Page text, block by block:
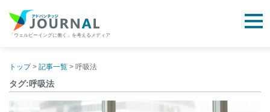
content
「ウェルビーイングに働く」を考えるメディア
トップ> 記事一覧 > 呼吸法
タグ:呼吸法